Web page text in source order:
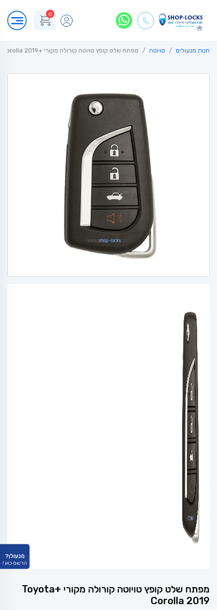
0
חנות מנעולים טויוטה מפתח שלט קופץ טויוטה קורולה מקורי +Toyota Corolla 2019
מפתח שלט קופץ טויוטה קורולה מקורי +Toyota
Corolla 2019
מנעולן?
הרשם כאן !